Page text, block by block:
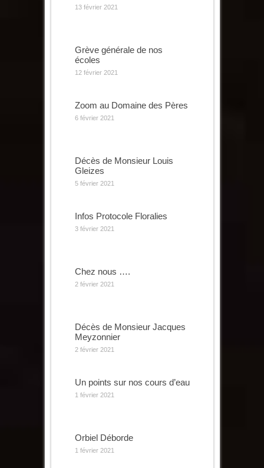
13 février 2021
Grève générale de nos
écoles
12 février 2021
Zoom au Domaine des Pères
6 février 2021
Décès de Monsieur Louis
Gleizes
5 février 2021
Infos Protocole Floralies
3 février 2021
Chez nous ….
2 février 2021
Décès de Monsieur Jacques
Meyzonnier
2 février 2021
Un points sur nos cours d’eau
1 février 2021
Orbiel Déborde
1 février 2021